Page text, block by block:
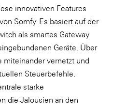
innovativen Features
Somfy. Es basiert auf der
als smartes Gateway
Geräte. Über
miteinander vernetzt und
Steuerbefehle.
starke
die Jalousien an den